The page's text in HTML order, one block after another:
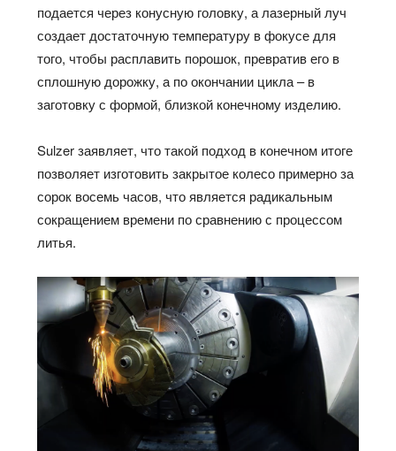
подается через конусную головку, а лазерный луч
создает достаточную температуру в фокусе для
того, чтобы расплавить порошок, превратив его в
сплошную дорожку, а по окончании цикла – в
заготовку с формой, близкой конечному изделию.
Sulzer заявляет, что такой подход в конечном итоге
позволяет изготовить закрытое колесо примерно за
сорок восемь часов, что является радикальным
сокращением времени по сравнению с процессом
литья.